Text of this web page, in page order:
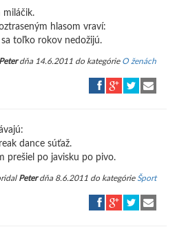
miláčik.
hlasom vraví:
toľko rokov nedožijú.
Peterdňa 14.6.2011 do kategórie O ženách
dance súťaž.
prešiel po javisku po pivo.
Peterdňa 8.6.2011 do kategórie Šport